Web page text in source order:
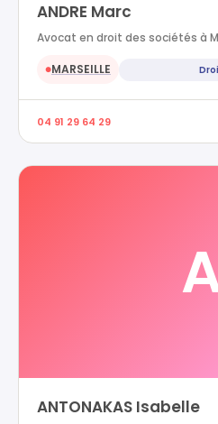
ANDRE Marc
Avocat en droit des sociétés à
●MARSEILLE
04 91 29 64 29
ANTONAKAS Isabelle